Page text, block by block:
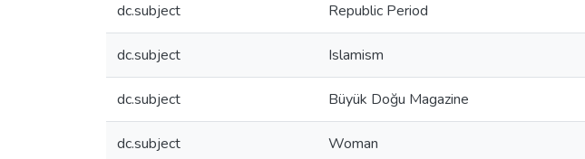
dc.subject Republic Period
dc.subject Islamism
dc.subject Büyük Doğu Magazine
dc.subject Woman